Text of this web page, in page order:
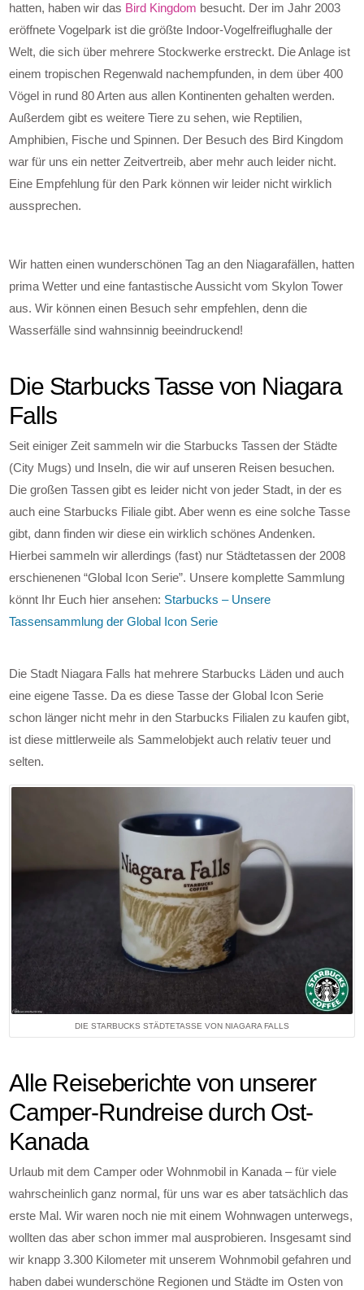
hatten, haben wir das Bird Kingdom besucht. Der im Jahr 2003
eröffnete Vogelpark ist die größte Indoor-Vogelfreiflughalle der
Welt, die sich über mehrere Stockwerke erstreckt. Die Anlage ist
einem tropischen Regenwald nachempfunden, in dem über 400
Vögel in rund 80 Arten aus allen Kontinenten gehalten werden.
Außerdem gibt es weitere Tiere zu sehen, wie Reptilien,
Amphibien, Fische und Spinnen. Der Besuch des Bird Kingdom
war für uns ein netter Zeitvertreib, aber mehr auch leider nicht.
Eine Empfehlung für den Park können wir leider nicht wirklich
aussprechen.
Wir hatten einen wunderschönen Tag an den Niagarafällen, hatten
prima Wetter und eine fantastische Aussicht vom Skylon Tower
aus. Wir können einen Besuch sehr empfehlen, denn die
Wasserfälle sind wahnsinnig beeindruckend!
Die Starbucks Tasse von Niagara
Falls
Seit einiger Zeit sammeln wir die Starbucks Tassen der Städte
(City Mugs) und Inseln, die wir auf unseren Reisen besuchen.
Die großen Tassen gibt es leider nicht von jeder Stadt, in der es
auch eine Starbucks Filiale gibt. Aber wenn es eine solche Tasse
gibt, dann finden wir diese ein wirklich schönes Andenken.
Hierbei sammeln wir allerdings (fast) nur Städtetassen der 2008
erschienenen “Global Icon Serie”. Unsere komplette Sammlung
könnt Ihr Euch hier ansehen: Starbucks – Unsere
Tassensammlung der Global Icon Serie
Die Stadt Niagara Falls hat mehrere Starbucks Läden und auch
eine eigene Tasse. Da es diese Tasse der Global Icon Serie
schon länger nicht mehr in den Starbucks Filialen zu kaufen gibt,
ist diese mittlerweile als Sammelobjekt auch relativ teuer und
selten.
DIE STARBUCKS STÄDTETASSE VON NIAGARA FALLS
Alle Reiseberichte von unserer
Camper-Rundreise durch Ost-
Kanada
Urlaub mit dem Camper oder Wohnmobil in Kanada – für viele
wahrscheinlich ganz normal, für uns war es aber tatsächlich das
erste Mal. Wir waren noch nie mit einem Wohnwagen unterwegs,
wollten das aber schon immer mal ausprobieren. Insgesamt sind
wir knapp 3.300 Kilometer mit unserem Wohnmobil gefahren und
haben dabei wunderschöne Regionen und Städte im Osten von